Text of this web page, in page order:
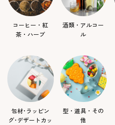
コーヒー・紅
茶・ハーブ
酒類・アルコー
ル
包材･ラッピン
グ･デザートカッ
型・道具・その
他